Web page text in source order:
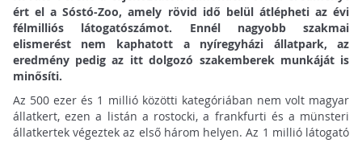
ért el a Sóstó-Zoo, amely rövid idő belül átlépheti az évi
félmilliós látogatószámot. Ennél nagyobb szakmai
elismerést nem kaphatott a nyíregyházi állatpark, az
eredmény pedig az itt dolgozó szakemberek munkáját is
minősíti.
Az 500 ezer és 1 millió közötti kategóriában nem volt magyar
állatkert, ezen a listán a rostocki, a frankfurti és a münsteri
állatkertek végeztek az első három helyen. Az 1 millió látogató